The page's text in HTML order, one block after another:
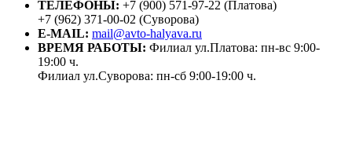
ТЕЛЕФОНЫ: +7 (900) 571-97-22 (Платова)
+7 (962) 371-00-02 (Суворова)
E-MAIL: mail@avto-halyava.ru
ВРЕМЯ РАБОТЫ: Филиал ул.Платова: пн-вс 9:00-
19:00 ч.
Филиал ул.Суворова: пн-сб 9:00-19:00 ч.